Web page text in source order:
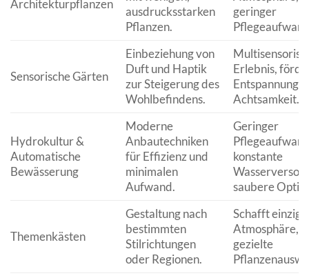
Architekturpflanzen
ausdrucksstarken
Pflanzen.
geringer
Sensorische Gärten
Einbeziehung von
Duft und Haptik
zur Steigerung des
Wohlbefindens.
Erlebnis,
Entspannung
Achtsamkeit.
Hydrokultur &
Automatische
Bewässerung
Moderne
Anbautechniken
für Effizienz und
minimalen
Aufwand.
Geringer
konstante
saubere Optik.
Themenkästen
Gestaltung nach
bestimmten
Stilrichtungen
oder Regionen.
Schafft
Atmosphäre,
gezielte